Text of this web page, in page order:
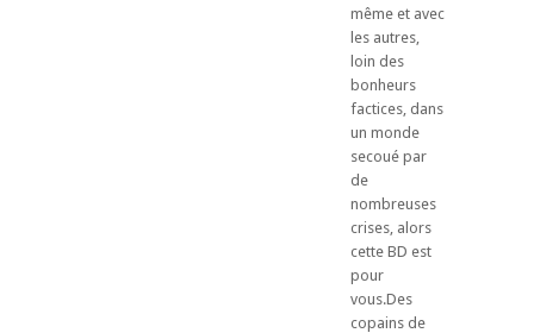
même et avec
les autres,
loin des
bonheurs
factices, dans
un monde
secoué par
de
nombreuses
crises, alors
cette BD est
pour
vous.Des
copains de